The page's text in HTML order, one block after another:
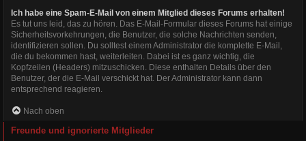
Ich habe eine Spam-E-Mail von einem Mitglied dieses Forums erhalten!
Es tut uns leid, das zu hören. Das E-Mail-Formular dieses Forums hat einige
Sicherheitsvorkehrungen, die Benutzer, die solche Nachrichten senden,
identifizieren sollen. Du solltest einem Administrator die komplette E-Mail,
die du bekommen hast, weiterleiten. Dabei ist es ganz wichtig, die
Kopfzeilen (Headers) mitzuschicken. Diese enthalten Details über den
Benutzer, der die E-Mail verschickt hat. Der Administrator kann dann
entsprechend reagieren.
Nach oben
Freunde und ignorierte Mitglieder